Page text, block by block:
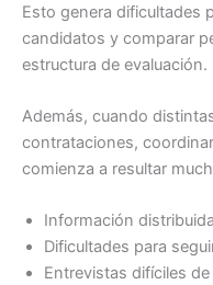
Esto genera dificultades
candidatos y comparar
estructura de evaluación.
Además, cuando
contrataciones,
comienza a resultar
Información
Dificultades para
Entrevistas difíciles